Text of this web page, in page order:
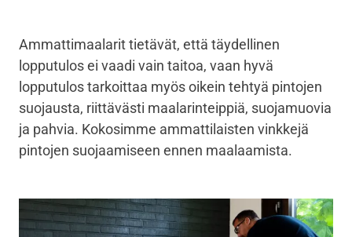
Ammattimaalarit tietävät, että täydellinen
lopputulos ei vaadi vain taitoa, vaan hyvä
lopputulos tarkoittaa myös oikein tehtyä pintojen
suojausta, riittävästi maalarinteippiä, suojamuovia
ja pahvia. Kokosimme ammattilaisten vinkkejä
pintojen suojaamiseen ennen maalaamista.